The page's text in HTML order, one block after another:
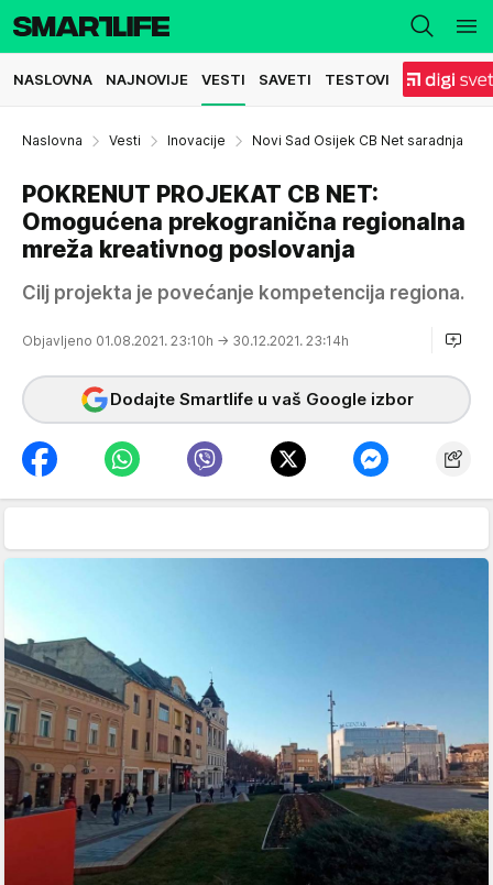
NASLOVNA NAJNOVIJE VESTI SAVETI TESTOVI
Naslovna Vesti Inovacije Novi Sad Osijek CB Net saradnja
POKRENUT PROJEKAT CB NET:
Omogućena prekogranična regionalna
mreža kreativnog poslovanja
Cilj projekta je povećanje kompetencija regiona.
Objavljeno 01.08.2021. 23:10h → 30.12.2021. 23:14h
Dodajte Smartlife u vaš Google izbor